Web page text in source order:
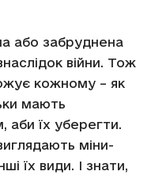
або забруднена
війни. Тож
кожному – як
мають
аби їх уберегти.
міни-
їх види. І знати,